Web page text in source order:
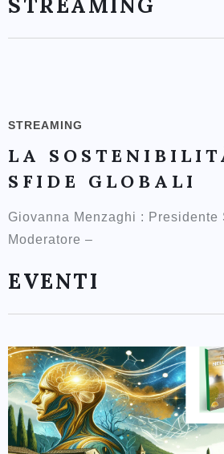
STREAMING
LA
SFIDE GLOBALI
Giovanna Menzaghi :
Moderatore –
EVENTI